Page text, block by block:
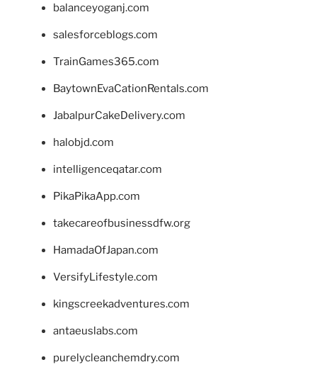
balanceyoganj.com
salesforceblogs.com
TrainGames365.com
BaytownEvaCationRentals.com
JabalpurCakeDelivery.com
halobjd.com
intelligenceqatar.com
PikaPikaApp.com
takecareofbusinessdfw.org
HamadaOfJapan.com
VersifyLifestyle.com
kingscreekadventures.com
antaeuslabs.com
purelycleanchemdry.com